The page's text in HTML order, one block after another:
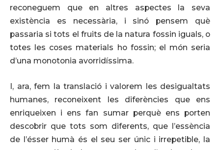
reconeguem que en altres aspectes la seva
existència es necessària, i sinó pensem què
passaria si tots el fruits de la natura fossin iguals, o
totes les coses materials ho fossin; el món seria
d’una monotonia avorridíssima.
I, ara, fem la translació i valorem les desigualtats
humanes, reconeixent les diferències que ens
enriqueixen i ens fan sumar perquè ens porten
descobrir que tots som diferents, que l’essència
de l’ésser humà és el seu ser únic i irrepetible, la